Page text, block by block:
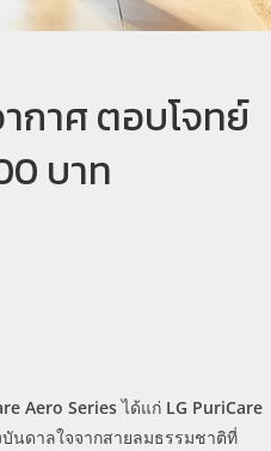
กาศ ตอบโจทย์
บาท
Aero Series ได้แก่ LG PuriCare
นดาลใจจากสายลมธรรมชาติที่